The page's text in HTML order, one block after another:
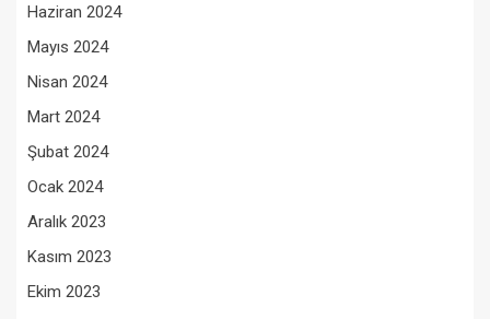
Haziran 2024
Mayıs 2024
Nisan 2024
Mart 2024
Şubat 2024
Ocak 2024
Aralık 2023
Kasım 2023
Ekim 2023